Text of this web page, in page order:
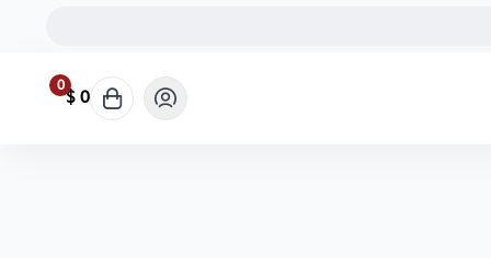
0 0 $